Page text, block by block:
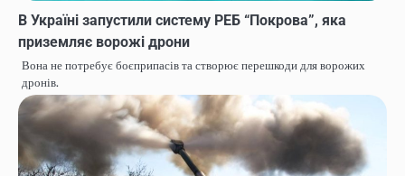
В Україні запустили систему РЕБ “Покрова”, яка
приземляє ворожі дрони
Вона не потребує боєприпасів та створює перешкоди для ворожих
дронів.